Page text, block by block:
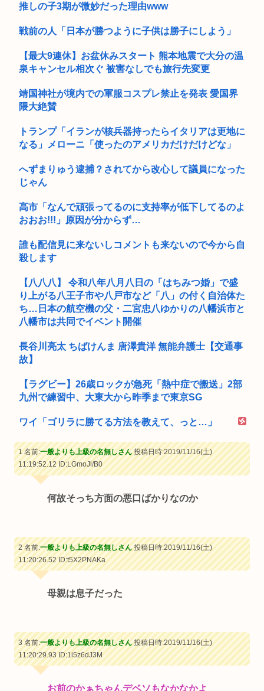
推しの子3期が微妙だった理由www
戦前の人「日本が勝つように子供は勝子にしよう」
【最大9連休】お盆休みスタート 熊本地震で大分の温
泉キャンセル相次ぐ 被害なしでも旅行先変更
靖国神社が境内での軍服コスプレ禁止を発表 愛国界
隈大絶賛
トランプ「イランが核兵器持ったらイタリアは更地に
なる」メローニ「使ったのアメリカだけだけどな」
へずまりゅう逮捕？されてから改心して議員になった
じゃん
高市「なんで頑張ってるのに支持率が低下してるのよ
おおお!!!」原因が分からず…
誰も配信見に来ないしコメントも来ないので今から自
殺します
【八八八】 令和八年八月八日の「はちみつ婚」で盛
り上がる八王子市や八戸市など「八」の付く自治体た
ち…日本の航空機の父・二宮忠八ゆかりの八幡浜市と
八幡市は共同でイベント開催
長谷川亮太 ちばけんま 唐澤貴洋 無能弁護士【交通事
故】
【ラグビー】26歳ロックが急死「熱中症で搬送」2部
九州で練習中、大東大から昨季まで東京SG
ワイ「ゴリラに勝てる方法を教えて、っと…」
1 名前:一般よりも上級の名無しさん投稿日時:2019/11/16(土)
11:19:52.12ID:LGmoJl/B0
何故そっち方面の悪口ばかりなのか
2 名前:一般よりも上級の名無しさん投稿日時:2019/11/16(土)
11:20:26.52ID:t5X2PNAKa
母親は息子だった
3 名前:一般よりも上級の名無しさん投稿日時:2019/11/16(土)
11:20:29.93ID:1i5z6dJ3M
お前のかぁちゃんデベソもなかなかよ